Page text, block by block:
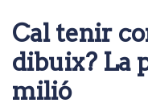
Cal tenir
dibuix? La
milió